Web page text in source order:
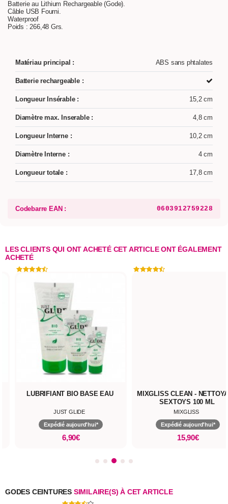
Batterie au Lithium Rechargeable (Gode).
Câble USB Fourni.
Waterproof
Poids : 266,48 Grs.
Matériau principal : ABS sans phtalates
Batterie rechargeable :
Longueur Insérable : 15,2 cm
Diamètre max. Inserable : 4,8 cm
Longueur Interne : 10,2 cm
Diamètre Interne : 4 cm
Longueur totale : 17,8 cm
Codebarre EAN : 0603912759228
LES CLIENTS QUI ONT ACHETÉ CET ARTICLE ONT ÉGALEMENT
ACHETÉ
LUBRIFIANT BIO BASE EAU
JUST GLIDE
Expédié aujourd'hui*
6,90€
MIXGLISS CLEAN -
SEXTOYS 100 ML
MIXGLISS
Expédié aujourd'hui*
15,90€
GODES CEINTURES SIMILAIRE(S) À CET ARTICLE